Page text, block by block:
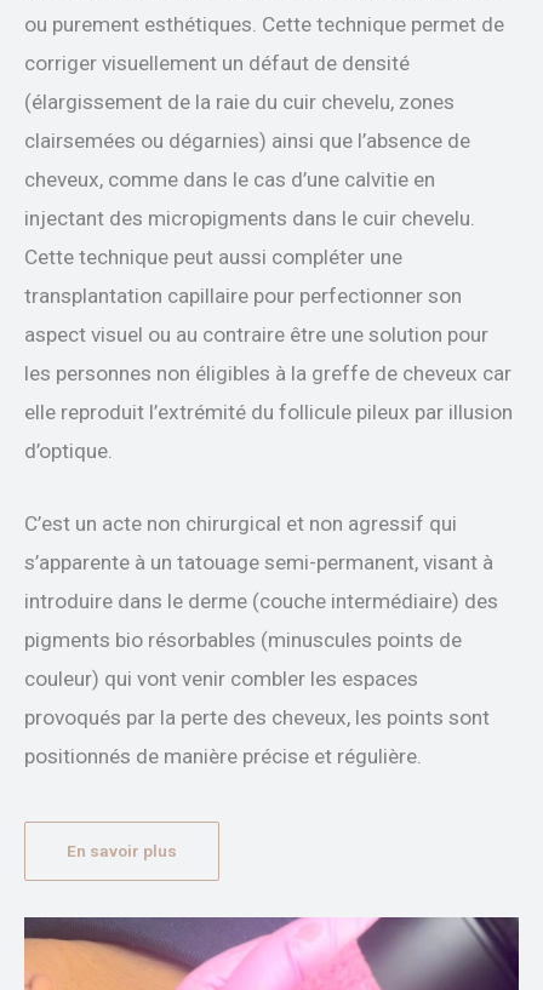
ou purement esthétiques. Cette technique permet de
corriger visuellement un défaut de densité
(élargissement de la raie du cuir chevelu, zones
clairsemées ou dégarnies) ainsi que l’absence de
cheveux, comme dans le cas d’une calvitie en
injectant des micropigments dans le cuir chevelu.
Cette technique peut aussi compléter une
transplantation capillaire pour perfectionner son
aspect visuel ou au contraire être une solution pour
les personnes non éligibles à la greffe de cheveux car
elle reproduit l’extrémité du follicule pileux par illusion
d’optique.
C’est un acte non chirurgical et non agressif qui
s’apparente à un tatouage semi-permanent, visant à
introduire dans le derme (couche intermédiaire) des
pigments bio résorbables (minuscules points de
couleur) qui vont venir combler les espaces
provoqués par la perte des cheveux, les points sont
positionnés de manière précise et régulière.
En savoir plus